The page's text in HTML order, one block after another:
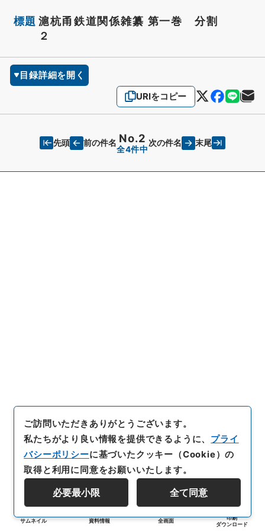
標題 滬杭甬鉄道関係雑纂 第一巻 分割
２
目録詳細を開く
URIをコピー
先頭 前の件名 No.2
全4件中
次の件名 末尾
サムネイル 資料情報 全画面
印刷
ダウンロード
ご訪問いただきありがとうございます。
私たちがより良い情報を提供できるように、 プライ
バシーポリシーに基づいたクッキー（Cookie）の
取得と利用に同意をお願いいたします。
必要最小限 全て同意